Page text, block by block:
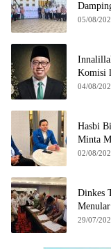
05/08/
Komisi
04/08/
Hasbi
Minta
02/08/
Dinkes
29/07/